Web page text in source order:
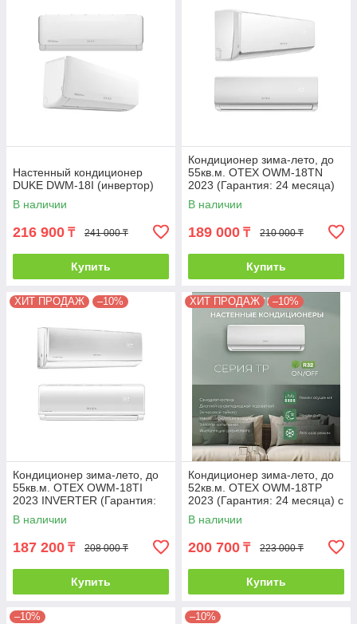
Настенный кондиционер
DUKE DWM-18I (инвертор)
В наличии
216 900 ₸ 241 000 ₸
Купить
Кондиционер зима-лето, до
55кв.м. OTEX OWM-18TN
2023 (Гарантия: 24 месяца)
без инсталляции
В наличии
189 000 ₸ 210 000 ₸
Купить
ХИТ ПРОДАЖ –10%
Кондиционер зима-лето, до
55кв.м. OTEX OWM-18TI
2023 INVERTER (Гарантия:
24 месяца) с инсталляцией
В наличии
187 200 ₸ 208 000 ₸
Купить
ХИТ ПРОДАЖ –10%
Кондиционер зима-лето, до
52кв.м. OTEX OWM-18TP
2023 (Гарантия: 24 месяца) с
инсталляцией
В наличии
200 700 ₸ 223 000 ₸
Купить
–10% –10%